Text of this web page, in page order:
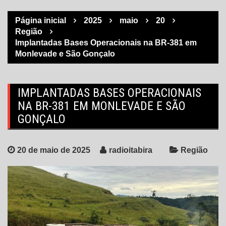
Página inicial 2025 maio
20
Região
Implantadas Bases Operacionais na BR-381 em
Monlevade e São Gonçalo
IMPLANTADAS BASES OPERACIONAIS
NA BR-381 EM MONLEVADE E SÃO
GONÇALO
20 de maio de 2025 radioitabira Região